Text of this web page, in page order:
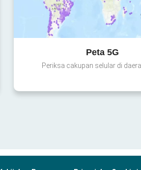
Peta 5G
Periksa cakupan selular di